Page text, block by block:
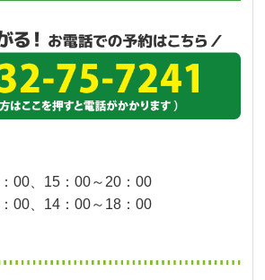
00、15：00～20：00
00、14：00～18：00